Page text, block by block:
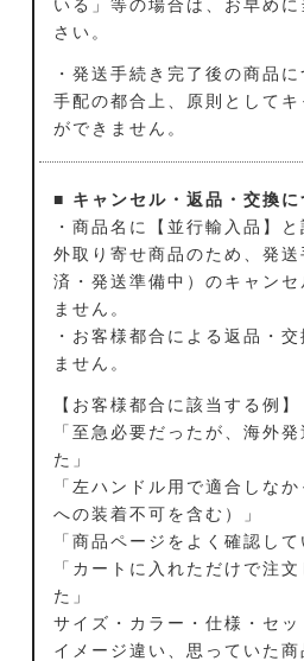
いる」等の場合は、お早め
さい。
・発送手続き完了後の商品
手配の都合上、原則としてキ
ができません。
■ キャンセル・返品・交換に
・商品名に【並行輸入品】
外取り寄せ商品のため、発
済・発送準備中）のキャンセ
ません。
・お客様都合による返品・
ません。
【お客様都合に該当する例】
「至急必要だったが、海外
た」
「左ハンドル用で適合しな
への装着不可を含む）」
「商品ページをよく確認して
「カートに入れただけで注
た」
サイズ・カラー・仕様・セ
イメージ違い、思っていた